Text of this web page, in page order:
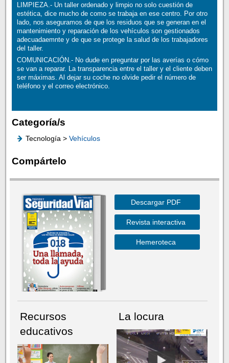
LIMPIEZA.- Un taller ordenado y limpio no solo cuestión de
estética, dice mucho de como se trabaja en ese centro. Por otro
lado, nos aseguramos de que los residuos que se generan en el
mantenimiento y reparación de los vehículos son gestionados
adecuadaemnte y de que se protege la salud de los trabajadores
del taller.
COMUNICACIÓN.- No dude en preguntar por las averías o cómo
se van a reparar. La transparencia entre el taller y el cliente deben
ser máximas. Al dejar su coche no olvide pedir el número de
teléfono y el correo electrónico.
Categoría/s
Tecnología > Vehículos
Compártelo
Descargar PDF
Revista interactiva
Hemeroteca
Recursos
educativos
La locura